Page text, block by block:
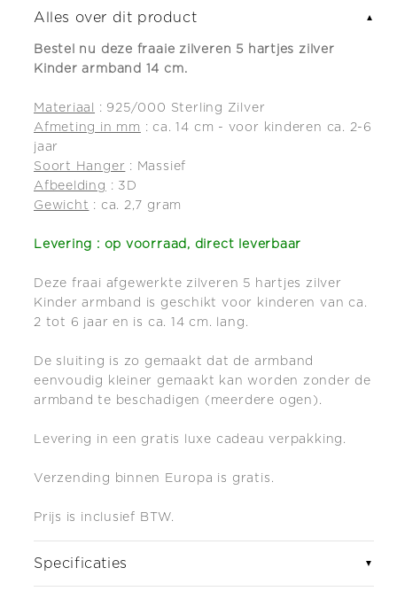
zilver
Kinder
armband
14
cm
zilver
Kinder
armband
14
Alles over dit product ▼
Bestel nu deze fraaie zilveren 5 hartjes zilver
Kinder armband 14 cm.
Materiaal
: 925/000 Sterling Zilver
Afmeting in mm : ca. 14 cm - voor kinderen ca. 2-6
jaar
Soort Hanger : Massief
Afbeelding : 3D
Gewicht : ca. 2,7 gram
Levering : op voorraad, direct leverbaar
Deze fraai afgewerkte zilveren 5 hartjes zilver
Kinder armband is geschikt voor kinderen van ca.
2 tot 6 jaar en is ca. 14 cm. lang.
De sluiting is zo gemaakt dat de armband
eenvoudig kleiner gemaakt kan worden zonder de
armband te beschadigen (meerdere ogen).
Levering in een gratis luxe cadeau verpakking.
Verzending binnen Europa is gratis.
Prijs is inclusief BTW.
Specificaties ▼